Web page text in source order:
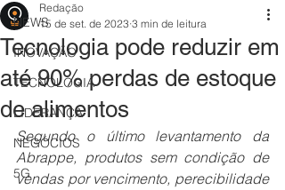
NEWS
INOVAÇÃO
TECNOLOGIA
LIDERANÇA
NEGÓCIOS
5G
Tecnologia pode reduzir em
até 90% perdas de estoque
de alimentos
Redação
15 de set. de 2023 3 min de leitura
Segundo o último levantamento da
Abrappe, produtos sem condição de
vendas por vencimento, perecibilidade